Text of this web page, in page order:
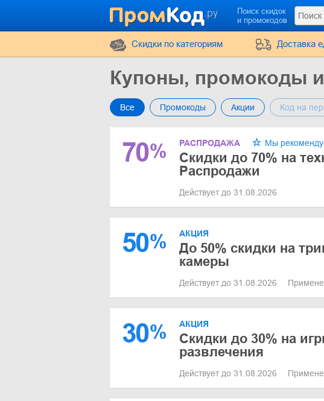
Поиск скидок
и промокодов
Cкидки по категориям Доставка
Купоны, промокоды
Все Промокоды Акции Код на
70% РАСПРОДАЖА Мы
Скидки до 70% на
Распродажи
Действует до 31.08.2026
50% АКЦИЯ
До 50% скидки на
камеры
Действует до 31.08.2026
30% АКЦИЯ
Скидки до 30% на
развлечения
Действует до 31.08.2026